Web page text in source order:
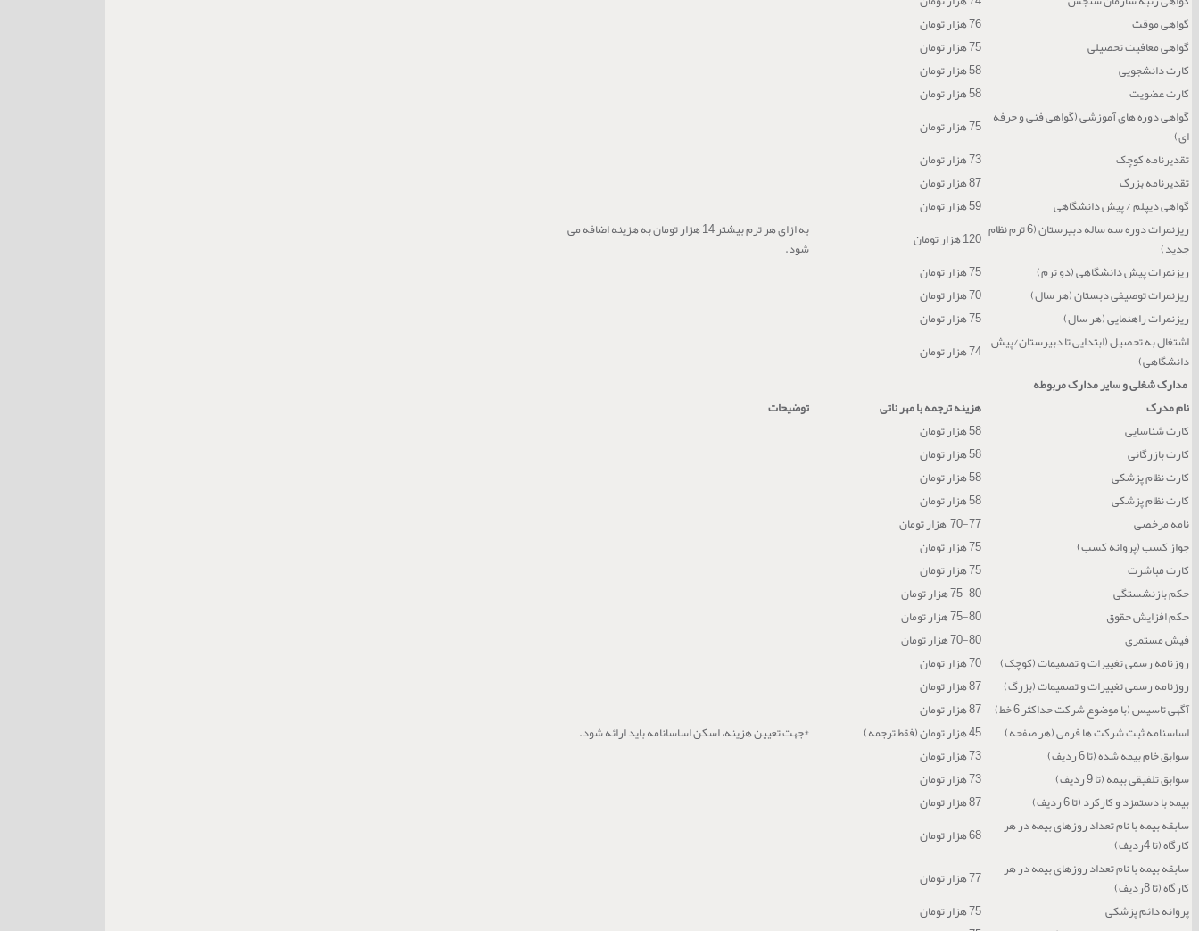
گواهی موقت
76 هزار تومان
گواهی معافیت تحصیلی
75 هزار تومان
کارت دانشجویی
58 هزار تومان
کارت عضویت
58 هزار تومان
گواهی دوره های آموزشی (گواهی فنی و حرفه
ای)
75 هزار تومان
تقدیرنامه کوچک
73 هزار تومان
تقدیرنامه بزرگ
87 هزار تومان
گواهی دیپلم / پیش دانشگاهی
59 هزار تومان
ریزنمرات دوره سه ساله دبیرستان (6 ترم نظام
جدید)
120 هزار تومان
به ازای هر ترم بیشتر 14 هزار تومان به هزینه اضافه می
شود.
ریزنمرات پیش دانشگاهی (دو ترم)
75 هزار تومان
ریزنمرات توصیفی دبستان (هر سال)
70 هزار تومان
ریزنمرات راهنمایی (هر سال)
75 هزار تومان
اشتغال به تحصیل (ابتدایی تا دبیرستان/پیش
دانشگاهی)
74 هزار تومان
مدارک شغلی و سایر مدارک مربوطه
نام مدرک
هزینه ترجمه با مهر ناتی
توضیحات
کارت شناسایی
58 هزار تومان
کارت بازرگانی
58 هزار تومان
کارت نظام پزشکی
58 هزار تومان
کارت نظام پزشکی
58 هزار تومان
نامه مرخصی
70-77 هزار تومان
جواز کسب (پروانه کسب)
75 هزار تومان
کارت مباشرت
75 هزار تومان
حکم بازنشستگی
75-80 هزار تومان
حکم افزایش حقوق
75-80 هزار تومان
فیش مستمری
70-80 هزار تومان
روزنامه رسمی تغییرات و تصمیمات (کوچک)
70 هزار تومان
روزنامه رسمی تغییرات و تصمیمات (بزرگ)
87 هزار تومان
آگهی تاسیس (با موضوع شرکت حداکثر 6 خط)
87 هزار تومان
اساسنامه ثبت شرکت ها فرمی (هر صفحه)
45 هزار تومان (فقط ترجمه)
*جهت تعیین هزینه، اسکن اساسانامه باید ارائه شود.
سوابق خام بیمه شده (تا 6 ردیف)
73 هزار تومان
سوابق تلفیقی بیمه (تا 9 ردیف)
73 هزار تومان
بیمه با دستمزد و کارکرد (تا 6 ردیف)
87 هزار تومان
سابقه بیمه با نام تعداد روزهای بیمه در هر
کارگاه (تا 4ردیف)
68 هزار تومان
سابقه بیمه با نام تعداد روزهای بیمه در هر
کارگاه (تا 8ردیف)
77 هزار تومان
پروانه دائم پزشکی
75 هزار تومان